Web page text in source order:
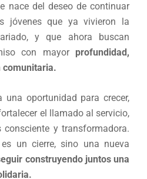
nace del deseo de continuar
jóvenes que ya vivieron la
y que ahora buscan
con mayor profundidad,
comunitaria.
una oportunidad para crecer,
el llamado al servicio,
y transformadora.
un cierre, sino una nueva
construyendo juntos una